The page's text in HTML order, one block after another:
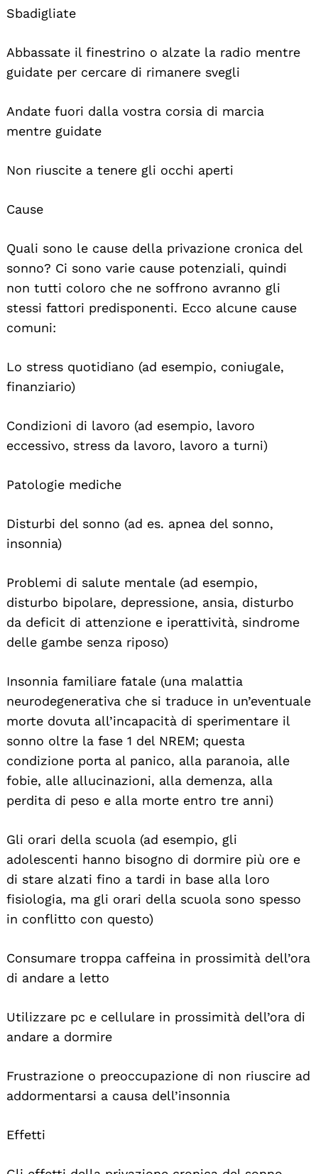
Sbadigliate
Abbassate il finestrino o alzate la radio mentre
guidate per cercare di rimanere svegli
Andate fuori dalla vostra corsia di marcia
mentre guidate
Non riuscite a tenere gli occhi aperti
Cause
Quali sono le cause della privazione cronica del
sonno? Ci sono varie cause potenziali, quindi
non tutti coloro che ne soffrono avranno gli
stessi fattori predisponenti. Ecco alcune cause
comuni:
Lo stress quotidiano (ad esempio, coniugale,
finanziario)
Condizioni di lavoro (ad esempio, lavoro
eccessivo, stress da lavoro, lavoro a turni)
Patologie mediche
Disturbi del sonno (ad es. apnea del sonno,
insonnia)
Problemi di salute mentale (ad esempio,
disturbo bipolare, depressione, ansia, disturbo
da deficit di attenzione e iperattività, sindrome
delle gambe senza riposo)
Insonnia familiare fatale (una malattia
neurodegenerativa che si traduce in un’eventuale
morte dovuta all’incapacità di sperimentare il
sonno oltre la fase 1 del NREM; questa
condizione porta al panico, alla paranoia, alle
fobie, alle allucinazioni, alla demenza, alla
perdita di peso e alla morte entro tre anni)
Gli orari della scuola (ad esempio, gli
adolescenti hanno bisogno di dormire più ore e
di stare alzati fino a tardi in base alla loro
fisiologia, ma gli orari della scuola sono spesso
in conflitto con questo)
Consumare troppa caffeina in prossimità dell’ora
di andare a letto
Utilizzare pc e cellulare in prossimità dell’ora di
andare a dormire
Frustrazione o preoccupazione di non riuscire ad
addormentarsi a causa dell’insonnia
Effetti